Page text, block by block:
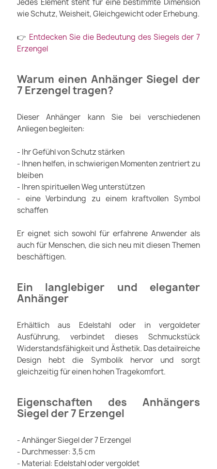
Jedes Element steht für eine bestimmte Dimension
wie Schutz, Weisheit, Gleichgewicht oder Erhebung.
👉 Entdecken Sie die Bedeutung des Siegels der 7
Erzengel
Warum einen Anhänger Siegel der
7 Erzengel tragen?
Dieser Anhänger kann Sie bei verschiedenen
Anliegen begleiten:
- Ihr Gefühl von Schutz stärken
- Ihnen helfen, in schwierigen Momenten zentriert zu
bleiben
- Ihren spirituellen Weg unterstützen
- eine Verbindung zu einem kraftvollen Symbol
schaffen
Er eignet sich sowohl für erfahrene Anwender als
auch für Menschen, die sich neu mit diesen Themen
beschäftigen.
Ein langlebiger und eleganter
Anhänger
Erhältlich aus Edelstahl oder in vergoldeter
Ausführung, verbindet dieses Schmuckstück
Widerstandsfähigkeit und Ästhetik. Das detailreiche
Design hebt die Symbolik hervor und sorgt
gleichzeitig für einen hohen Tragekomfort.
Eigenschaften des Anhängers
Siegel der 7 Erzengel
- Anhänger Siegel der 7 Erzengel
- Durchmesser: 3,5 cm
- Material: Edelstahl oder vergoldet